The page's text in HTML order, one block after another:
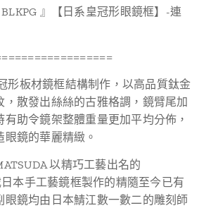
BLKPG 』【日系皇冠形眼鏡框】-連
形板材鏡框結構制作，以高品質鈦金
，散發出絲絲的古雅格調，鏡臂尾加
助令鏡架整體重量更加平均分佈，
鏡的華麗精緻。
以精巧工藝出名的
本手工藝鏡框製作的精隨至今已有
眼鏡均由日本鯖江數一數二的雕刻師